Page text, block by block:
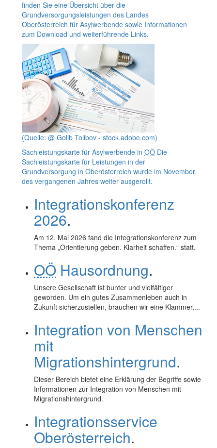
finden Sie eine Übersicht über die
Grundversorgungsleistungen des Landes
Oberösterreich für Asylwerbende sowie Informationen
zum Download und weiterführende Links.
(Quelle: @ Golib Tolibov - stock.adobe.com)
Sachleistungskarte für Asylwerbende in OÖ Die
Sachleistungskarte für Leistungen in der
Grundversorgung in Oberösterreich wurde im November
des vergangenen Jahres weiter ausgerollt.
Integrationskonferenz
2026.
Am 12. Mai 2026 fand die Integrationskonferenz zum
Thema „Orientierung geben. Klarheit schaffen.“ statt.
OÖ Hausordnung.
Unsere Gesellschaft ist bunter und vielfältiger
geworden. Um ein gutes Zusammenleben auch in
Zukunft sicherzustellen, brauchen wir eine Klammer,...
Integration von Menschen
mit
Migrationshintergrund.
Dieser Bereich bietet eine Erklärung der Begriffe sowie
Informationen zur Integration von Menschen mit
Migrationshintergrund.
Integrationsservice
Oberösterreich.